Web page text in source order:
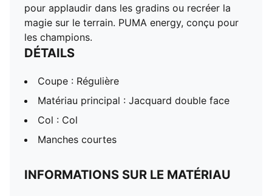
pour applaudir dans les gradins ou recréer la
magie sur le terrain. PUMA energy, conçu pour
les champions.
DÉTAILS
Coupe : Régulière
Matériau principal : Jacquard double face
Col : Col
Manches courtes
INFORMATIONS SUR LE MATÉRIAU